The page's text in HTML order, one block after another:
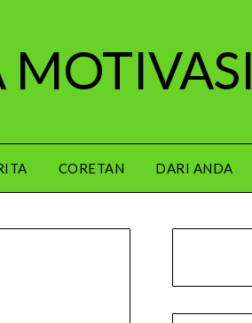
CORETAN DARI ANDA